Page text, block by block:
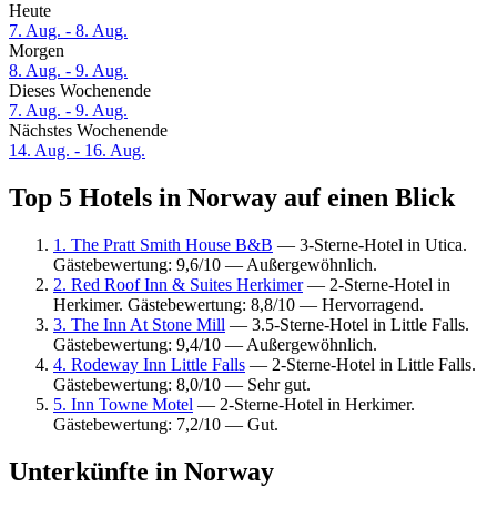
Heute
7. Aug. - 8. Aug.
Morgen
8. Aug. - 9. Aug.
Dieses Wochenende
7. Aug. - 9. Aug.
Nächstes Wochenende
14. Aug. - 16. Aug.
Top 5 Hotels in Norway auf einen Blick
1. The Pratt Smith House B&B — 3-Sterne-Hotel in Utica.
Gästebewertung: 9,6/10 — Außergewöhnlich.
2. Red Roof Inn & Suites Herkimer— 2-Sterne-Hotel in
Herkimer. Gästebewertung: 8,8/10 — Hervorragend.
3. The Inn At Stone Mill — 3.5-Sterne-Hotel in Little Falls.
Gästebewertung: 9,4/10 — Außergewöhnlich.
4. Rodeway Inn Little Falls — 2-Sterne-Hotel in Little Falls.
Gästebewertung: 8,0/10 — Sehr gut.
5. Inn Towne Motel — 2-Sterne-Hotel in Herkimer.
Gästebewertung: 7,2/10 — Gut.
Unterkünfte in Norway